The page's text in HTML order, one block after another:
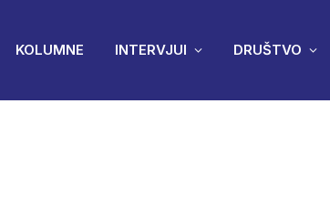
KOLUMNE INTERVJUI DRUŠTVO